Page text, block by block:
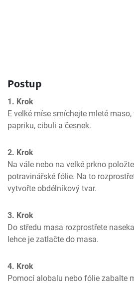
Postup
1. Krok
E velké míse smíchejte mleté maso,
papriku, cibuli a česnek.
2. Krok
Na vále nebo na velké prkno
potravinářské fólie. Na to
vytvořte obdélníkový tvar.
3. Krok
Do středu masa rozprostřete
lehce je zatlačte do masa.
4. Krok
Pomocí alobalu nebo fólie zabalte